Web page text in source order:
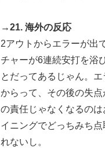
→21. 海外の反応
2アウトからエラーが出
チャーが6連続安打を浴
とだってあるじゃん。
からって、その後の失
の責任じゃなくなるの
イニングでどっちみち
れないし。